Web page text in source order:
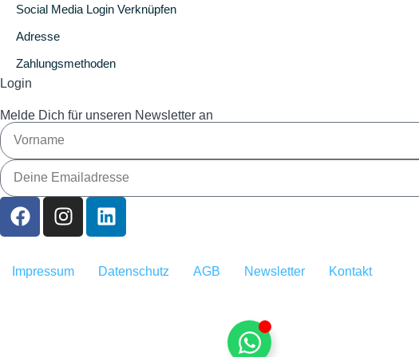
Social Media Login Verknüpfen
Adresse
Zahlungsmethoden
Login
Melde Dich für unseren Newsletter an
Impressum Datenschutz AGB Newsletter
Kontakt